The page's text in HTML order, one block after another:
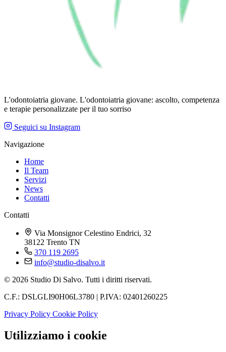
L'odontoiatria giovane. L'odontoiatria giovane: ascolto, competenza
e terapie personalizzate per il tuo sorriso
Seguici su Instagram
Navigazione
Home
Il Team
Servizi
News
Contatti
Contatti
Via Monsignor Celestino Endrici, 32
38122 Trento TN
370 119 2695
info@studio-disalvo.it
© 2026 Studio Di Salvo. Tutti i diritti riservati.
C.F.: DSLGLI90H06L3780 | P.IVA: 02401260225
Privacy Policy Cookie Policy
Utilizziamo i cookie